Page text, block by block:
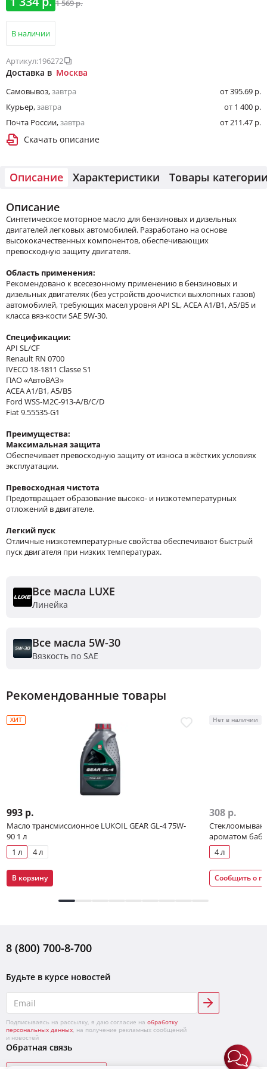
1 569 р.
В наличии
Артикул:196272
Доставка в Москва
Самовывоз,завтра
от 395.69 р.
Курьер,завтра
от 1 400 р.
Почта России,завтра от 211.47 р.
Скачать описание
Описание Характеристики Товары
Описание
Cинтетическое моторное масло для бензиновых и дизельных
двигателей легковых автомобилей. Разработано на основе
высококачественных компонентов, обеспечивающих
превосходную защиту двигателя.
Область применения:
Рекомендовано к всесезонному применению в бензиновых и
дизельных двигателях (без устройств доочистки выхлопных газов)
автомобилей, требующих масел уровня API SL, ACEA A1/B1, A5/B5 и
класса вяз-кости SAE 5W-30.
Спецификации:
API SL/CF
Renault RN 0700
IVECO 18-1811 Classe S1
ПАО «АвтоВАЗ»
ACEA A1/B1, A5/B5
Ford WSS-M2C-913-A/B/C/D
Fiat 9.55535-G1
Преимущества:
Максимальная защита
Обеспечивает превосходную защиту от износа в жёстких условиях
эксплуатации.
Превосходная чистота
Предотвращает образование высоко- и низкотемпературных
отложений в двигателе.
Легкий пуск
Отличные низкотемпературные свойства обеспечивают быстрый
пуск двигателя при низких температурах.
Все масла LUXE
Линейка
Все масла 5W-30
Вязкость по SAE
Рекомендованные товары
ХИТ
993 р.
Масло трансмиссионное LUKOIL GEAR GL-4 75W-
90 1 л
1 л
4 л
В корзину
Нет в наличии
308 р.
ароматом
4 л
Сообщить о
8 (800) 700-8-700
Будьте в курсе новостей
Подписываясь на рассылку, я даю согласие на обработку
персональных данных , на получение рекламных сообщений
и новостей
Обратная связь